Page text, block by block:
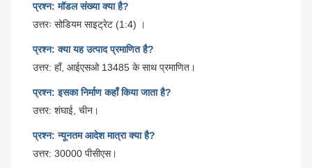
प्रश्न: मॉडल संख्या क्या है?
उत्तरः सोडियम साइट्रेट (1:4) ।
प्रश्न: क्या यह उत्पाद प्रमाणित है?
उत्तर: हाँ, आईएसओ 13485 के साथ प्रमाणित।
प्रश्न: इसका निर्माण कहाँ किया जाता है?
उत्तर: शंघाई, चीन।
प्रश्न: न्यूनतम आदेश मात्रा क्या है?
उत्तर: 30000 पीसीएस।